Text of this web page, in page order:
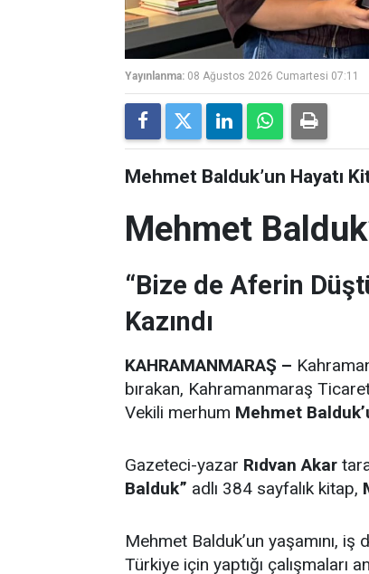
Yayınlanma: 08 Ağustos 2026 Cumartesi 07:11
Mehmet Balduk’un Hayatı
Mehmet
“Bize de Aferin
Kazındı
KAHRAMANMARAŞ –
bırakan, Kahramanmaraş
Vekili merhum Mehmet
Gazeteci-yazar Rıdvan Akar
Balduk” adlı 384 sayfalık kitap,
Mehmet Balduk’un yaşamını,
Türkiye için yaptığı çalışmaları